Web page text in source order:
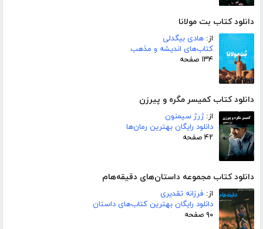
دانلود کتاب بت مولانا
از: هادی بیگدلی
کتاب‌های اندیشه و مذهب
۱۳۴ صفحه
دانلود کتاب کمیسر مگره و پیرزن
از:ژرژ سیمنون
دانلود رایگان بهترین رمان‌ها
۴۲ صفحه
دانلود کتاب مجموعه داستان‌های دقیقه‌هام
از: فرزانه تقدیری
دانلود رایگان بهترین کتاب‌های داستان
۹۰ صفحه